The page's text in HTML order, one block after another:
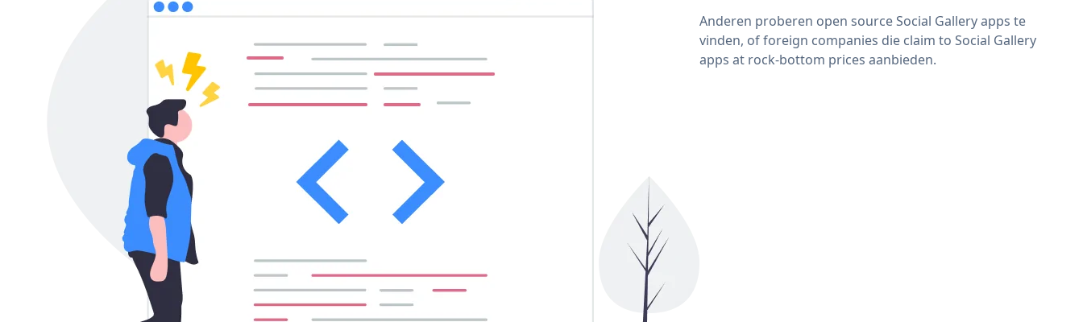
Anderen proberen open source Social Gallery apps te
vinden, of foreign companies die claim to Social Gallery
apps at rock-bottom prices aanbieden.